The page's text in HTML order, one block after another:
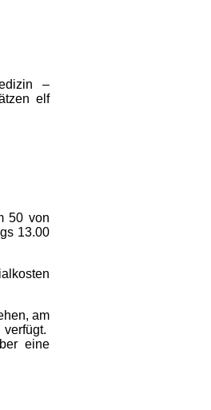
–
elf
50 von
13.00
am
eine